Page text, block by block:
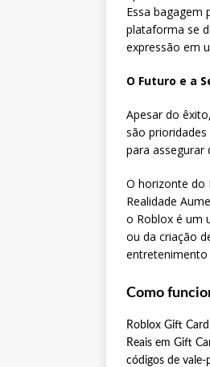
Essa
plataforma se
expressão em
O Futuro e a
Apesar do
são
para assegurar
O horizonte do
Realidade
o Roblox é um
ou da criação
entretenimento
Como
Roblox Gift
Reais em Gift
códigos de vale-